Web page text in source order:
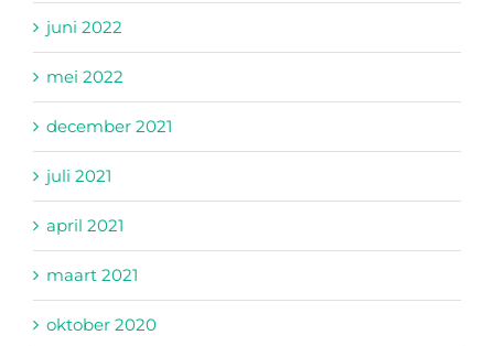
juni 2022
mei 2022
december 2021
juli 2021
april 2021
maart 2021
oktober 2020